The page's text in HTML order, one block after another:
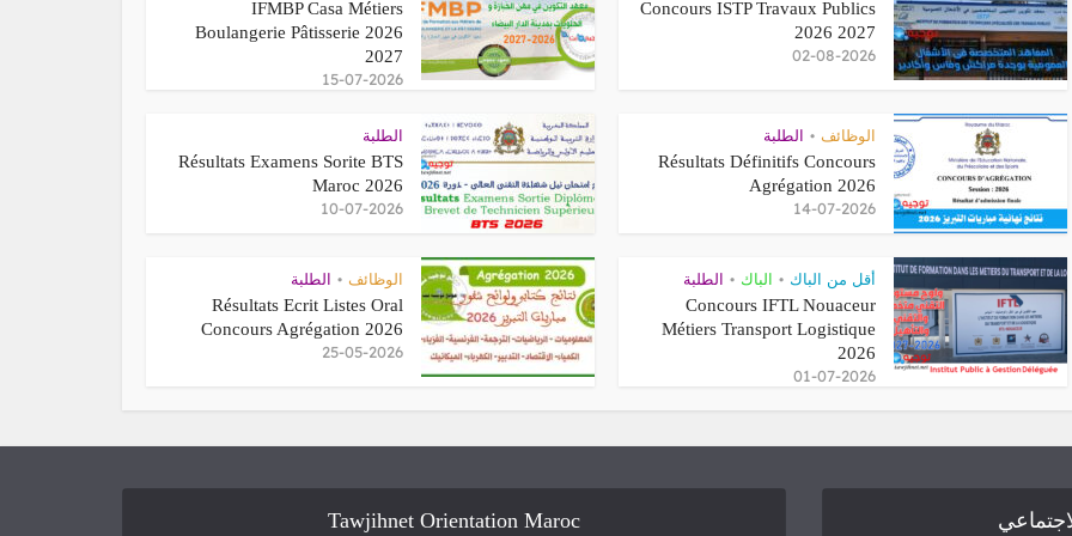
Concours ISTP Travaux Publics
2026 2027
02-08-2026
IFMBP Casa Métiers
Boulangerie Pâtisserie 2026
2027
15-07-2026
الوظائف • الطلبة
Résultats Définitifs Concours
Agrégation 2026
14-07-2026
الطلبة
Résultats Examens Sorite BTS
Maroc 2026
10-07-2026
أقل من الباك • الباك • الطلبة
Concours IFTL Nouaceur
Métiers Transport Logistique
2026
01-07-2026
الوظائف • الطلبة
Résultats Ecrit Listes Oral
Concours Agrégation 2026
25-05-2026
Tawjihnet Orientation Maroc